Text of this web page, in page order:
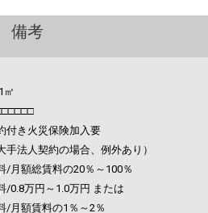
備考
き火災保険加入要
人契約の場合、例外あり）
賃料の20％～100％
～1.0万円 または
料の1％～2％